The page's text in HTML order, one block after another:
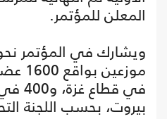
المعلن للمؤتمر.
بيروت، بحسب اللجنة